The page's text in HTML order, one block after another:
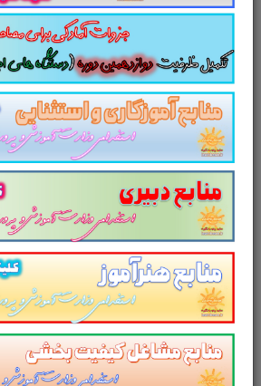
سال ۱۴۰۳ را برای
ذیل اعلام می
لینک دانلود
منابع تخصصی
کارشناس برنامه ریزی امور
تست منابع
امتحان مشترک فراگیر